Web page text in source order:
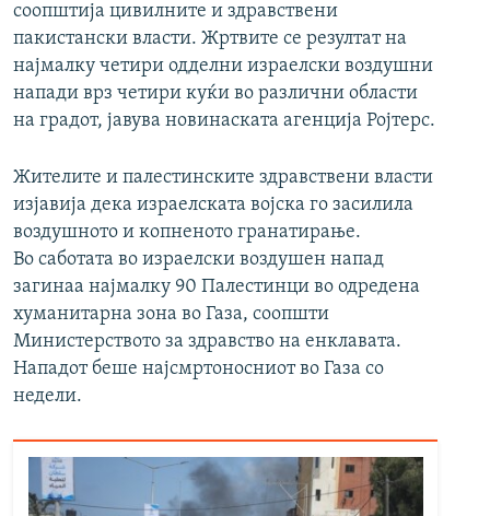
соопштија цивилните и здравствени
пакистански власти. Жртвите се резултат на
најмалку четири одделни израелски воздушни
напади врз четири куќи во различни области
на градот, јавува новинаската агенција Ројтерс.
Жителите и палестинските здравствени власти
изјавија дека израелската војска го засилила
воздушното и копненото гранатирање.
Во саботата во израелски воздушен напад
загинаа најмалку 90 Палестинци во одредена
хуманитарна зона во Газа, соопшти
Министерството за здравство на енклавата.
Нападот беше најсмртоносниот во Газа со
недели.